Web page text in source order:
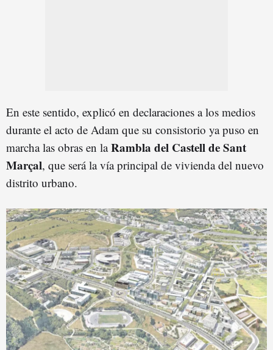
En este sentido, explicó en declaraciones a los medios
durante el acto de Adam que su consistorio ya puso en
marcha las obras en laRambla del Castell de Sant
Marçal, que será la vía principal de vivienda del nuevo
distrito urbano.